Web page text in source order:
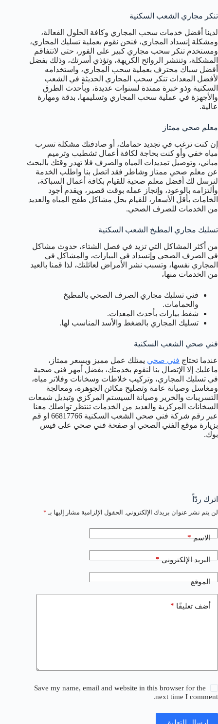
تنكر مجاري الشعب السكنية
لدينا أفضل خدمات سحب المجاري وكافة الحلول الفعالة،
ومشكلة إنسداد المجاري، فنحن نقوم بعملية تسليك المجاري،
ومستخدم تنكر سحب مجاري كبير على الفور، حتى لاتتفاقم
المشكلة، وتنتشر الروائح الكريهة، وتؤذي أسرتك، وذلك بفضل
أفضل سباك محترف بعملية سحب المجاري، واستخدامه
لأفضل المعدات تنكر سحب المجاري الحديثة في الشعب
السكنية وذو خبرة ممتدة لسنوات عديدة، وبأحدث الطرق
والأجهزة في عملية سحب المجاري وتسليمها، بدقة ومهارة
عالية.
معلم صحي ممتاز
إن كنت ترغب في تجديد حمامك، أو صادفتك مشكلة تسرب
مياه خفي وأو كنت بحاجة لكافة أعمال تشطيب وترميم
مباني، وتوصيل تمديدات المياه والصرف فلا تهدر وقتك بالبحث
عن معلم صحي ممتاز وشاطر فقد اتصل بنا واطلب الخدمة
لنرسل لك أفضل معلم صحية للقيام بكافة أعمال السباكة،
وألتزامه بالوعود، وإنجاز عمله بوقت قصير، ويقدم أجود
الخامات بأقل الأسعار، للقيام بحل مشاكل طفح المياه والعديد
من الخدمات للصرف الصحي.
تسليك مجاري المطبخ الشعب السكنية
من أكثر المشاكل التي تزيد في فصل الشتاء، حدوث مشاكل
في الصرف الصحي وإنسداد في البيارات، والمشاكل في
المجاري نفسها، وتسبب نشر الأمراض لعائلتك، لذا قمنا بالعيد
من الخدمات منها،
فني تسليك مجاري الصرف الصحي بالمطبخ
والحمامات.
شفط بيارات بأحدث المعدات.
تسليك المجاري بالضغط والأسد المناسب لها.
فني صحي الشعب السكنية
عندما تحتاج فني صحي يمتلك عمل مميز وبسعر ممتاز،
ماعليك إلا الإتصال بنا لنقوم بخدمتك، بفضل أمهر فني صحية
في تسليك المجاري، وتركيب خلاطات وسخانات وفلاتر مياه،
ومغاسل وصيانة عامة وتصليح مكائن الجوهرة، ومعالجة
التسريبات والخرير وصيانة السيستم المركزي وتبديل شمعات
السخانات المركزية والعديد من الخدمات تنتظر تواصلك معنا
عبر رقم شركة فني صحي الشعب السكنية 66817766 او قم
بزيارة موقع الفني الصحي او صفحة فني صحي على فيس
بوك.
اترك ردّاً
لن يتم نشر عنوان بريدك الإلكتروني. الحقول الإلزامية مشار إليها بـ *
الاسم*
البريد الإلكتروني*
الموقع
أضف تعليقًا *
Save my name, email and website in this browser for the
next time I comment.